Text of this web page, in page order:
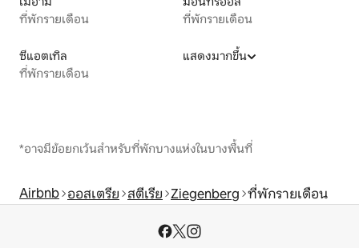
ที่พักรายเดือน
ที่พักรายเดือน
ซีแอตเทิล
ที่พักรายเดือน
แสดงมากขึ้น
*อาจมีข้อยกเว้นสำหรับที่พักบางแห่งในบางพื้นที่
Airbnb ออสเตรีย สตีเรีย Ziegenberg ที่พักรายเดือน